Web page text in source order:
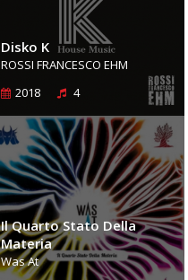
Disko K
ROSSI FRANCESCO EHM
2018
4
Il Quarto Stato Della
Materia
Was At